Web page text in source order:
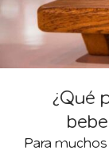
¿Qué
Para